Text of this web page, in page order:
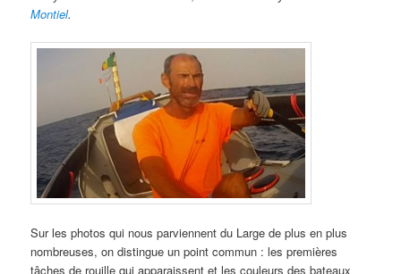
Montiel.
Sur les photos qui nous parviennent du Large de plus en plus
nombreuses, on distingue un point commun : les premières
tâches de rouille qui apparaissent et les couleurs des bateaux